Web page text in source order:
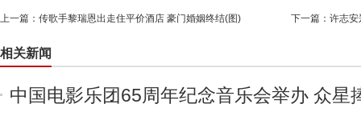
上一篇： 传歌手黎瑞恩出走住平价酒店 豪门婚姻终结(图) 下一篇： 许志安
相关新闻
中国电影乐团65周年纪念音乐会举办 众星